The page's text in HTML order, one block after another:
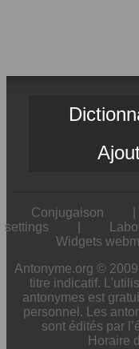
Conjugaison
settings
Widgets
Antonyme.org ©
titre indicatif.
antonymes est
personnel. Les
sont édités par
Horaire